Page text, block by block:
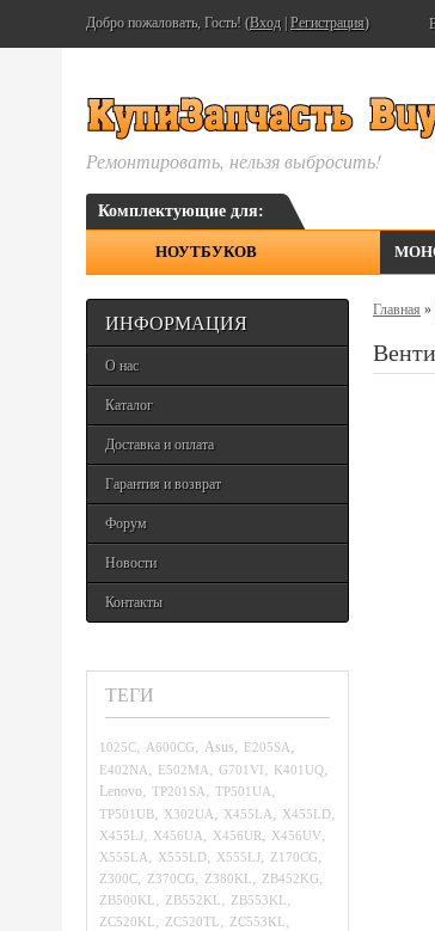
Добро пожаловать, Гость! (Вход Регистрация)
Ремонтировать, нельзя выбросить!
Комплектующие для:
НОУТБУКОВ
ИНФОРМАЦИЯ
О нас
Каталог
Доставка и оплата
Гарантия и возврат
Форум
Новости
Контакты
ТЕГИ
1025C, A600CG, Asus, E205SA,
E402NA, E502MA, G701VI, K401UQ,
Lenovo, TP201SA, TP501UA,
TP501UB, X302UA, X455LA, X455LD,
X455LJ, X456UA, X456UR, X456UV,
X555LA, X555LD, X555LJ, Z170CG,
Z300C, Z370CG, Z380KL, ZB452KG,
ZB500KL, ZB552KL, ZB553KL,
ZC520KL, ZC520TL, ZC553KL,
Главная »